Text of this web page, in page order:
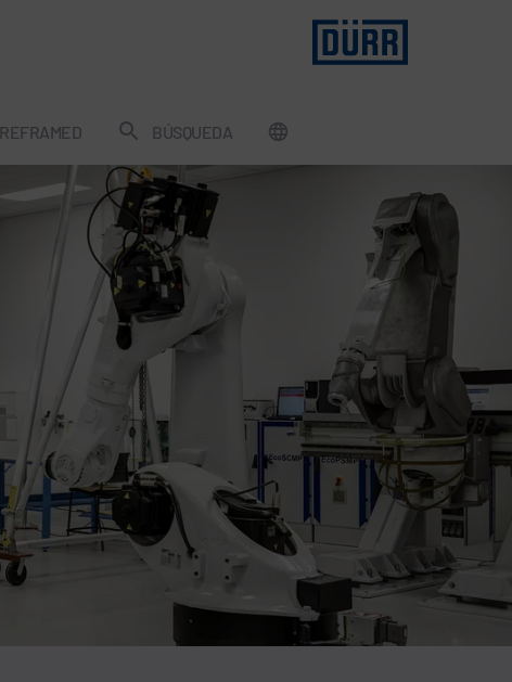
REFRAMED BÚSQUEDA